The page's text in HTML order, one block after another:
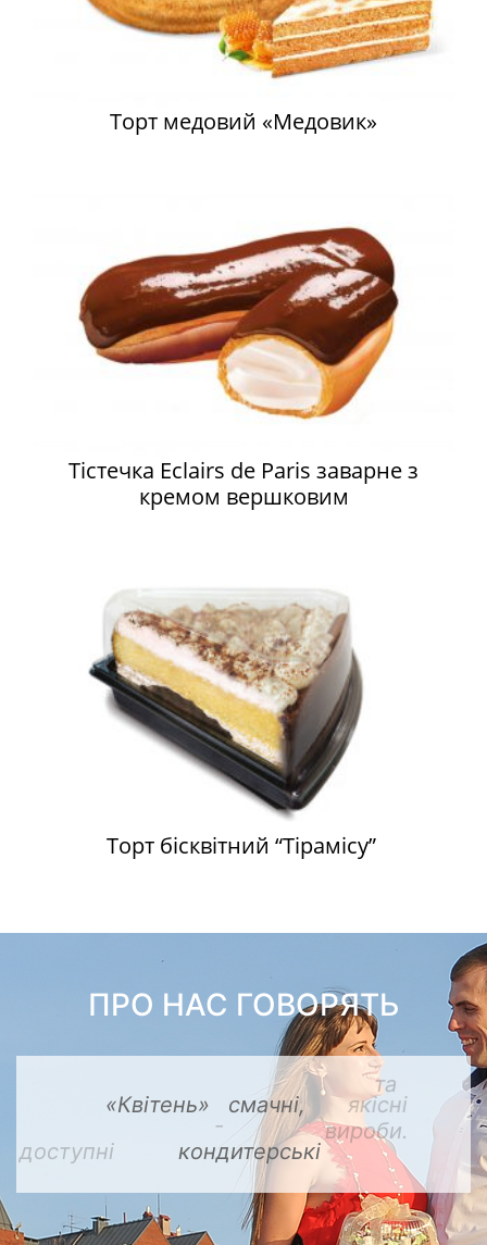
Торт медовий «Медовик»
Тістечка Eclairs de Paris заварне з
кремом вершковим
Торт бісквітний “Тірамісу”
ПРО НАС ГОВОРЯТЬ